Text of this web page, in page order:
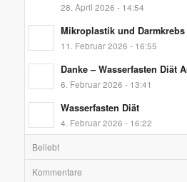
28. April 2026 - 14:54
Mikroplastik und Darmkrebs
11. Februar 2026 - 16:55
Danke – Wasserfasten Diät
6. Februar 2026 - 13:41
Wasserfasten Diät
4. Februar 2026 - 16:22
Beliebt
Kommentare